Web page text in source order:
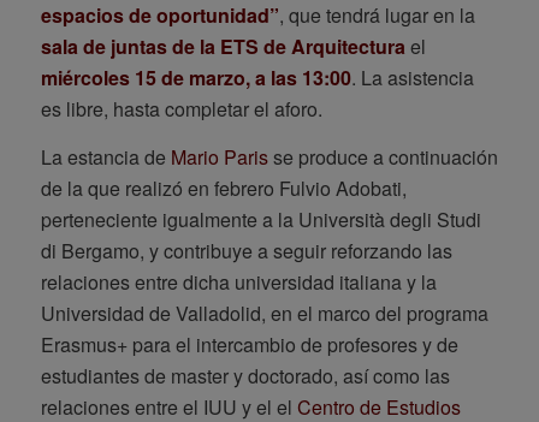
espacios de oportunidad”, que tendrá lugar en la
sala de juntas de la ETS de Arquitectura el
miércoles 15 de marzo, a las 13:00. La asistencia
es libre, hasta completar el aforo.
La estancia de Mario Parisse produce a continuación
de la que realizó en febrero Fulvio Adobati,
perteneciente igualmente a la Università degli Studi
di Bergamo, y contribuye a seguir reforzando las
relaciones entre dicha universidad italiana y la
Universidad de Valladolid, en el marco del programa
Erasmus+ para el intercambio de profesores y de
estudiantes de master y doctorado, así como las
relaciones entre el IUU y el el Centro de Estudios